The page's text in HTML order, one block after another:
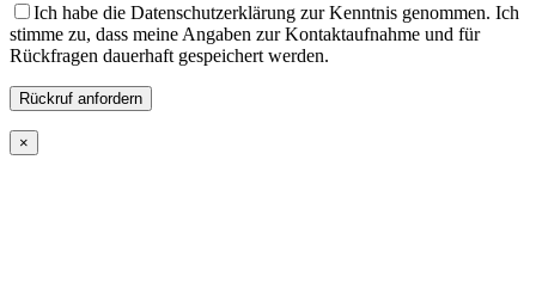
Ich habe die Datenschutzerklärung zur Kenntnis genommen. Ich
stimme zu, dass meine Angaben zur Kontaktaufnahme und für
Rückfragen dauerhaft gespeichert werden.
×